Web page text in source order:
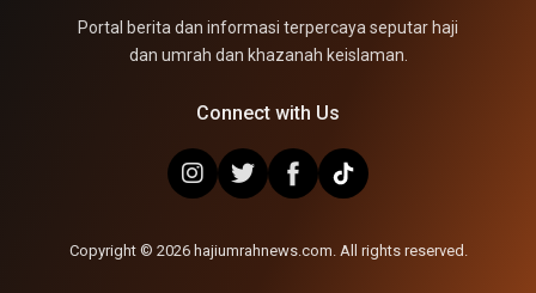
Portal berita dan informasi terpercaya seputar haji
dan umrah dan khazanah keislaman.
Connect with Us
Copyright © 2026 hajiumrahnews.com. All rights reserved.